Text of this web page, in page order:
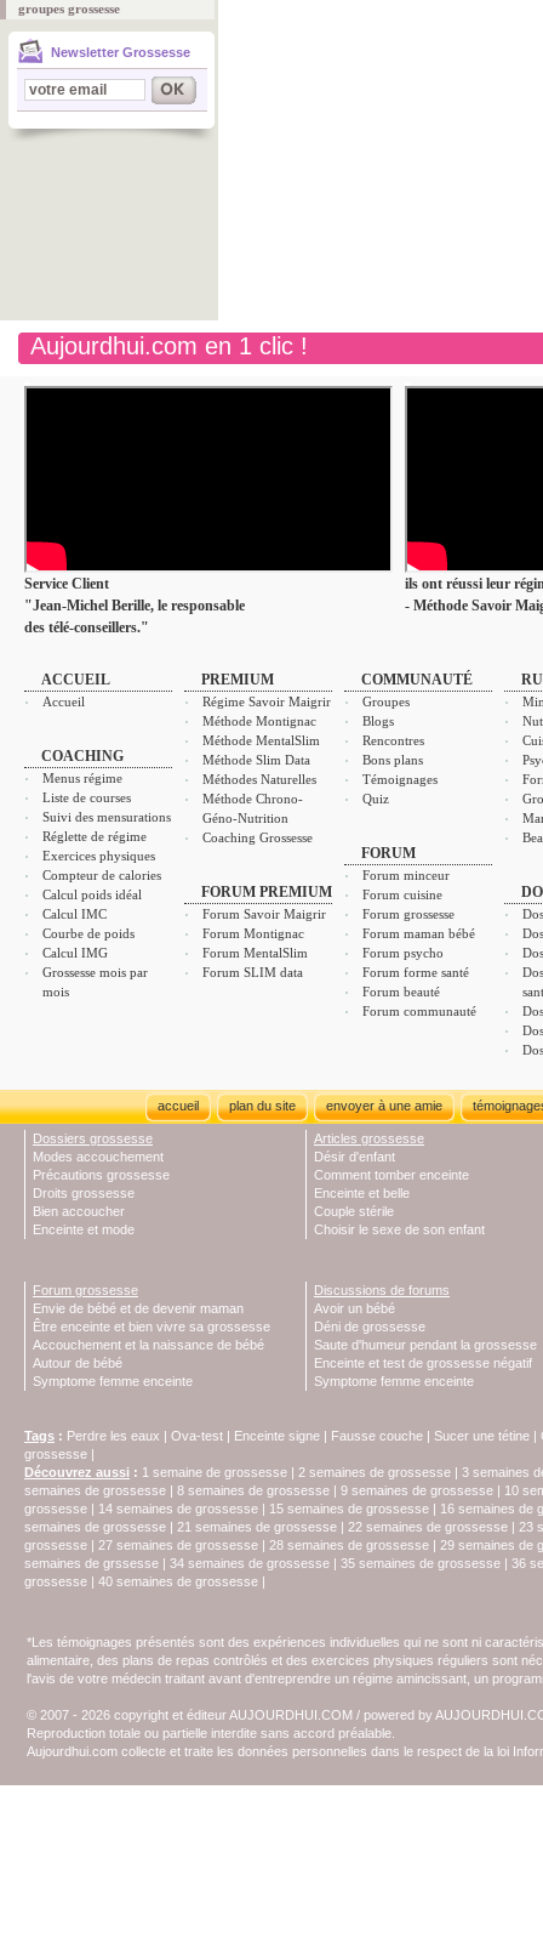
groupes grossesse
Newsletter Grossesse
Aujourdhui.com en 1 clic !
Service Client
"Jean-Michel Berille, le responsable
des télé-conseillers."
ils ont réussi leur
- Méthode Savoir
ACCUEIL
Accueil
COACHING
Menus régime
Liste de courses
Suivi des mensurations
Réglette de régime
Exercices physiques
Compteur de calories
Calcul poids idéal
Calcul IMC
Courbe de poids
Calcul IMG
Grossesse mois par
mois
PREMIUM
Régime Savoir Maigrir
Méthode Montignac
Méthode MentalSlim
Méthode Slim Data
Méthodes Naturelles
Méthode Chrono-
Géno-Nutrition
Coaching Grossesse
FORUM PREMIUM
Forum Savoir Maigrir
Forum Montignac
Forum MentalSlim
Forum SLIM data
COMMUNAUTÉ
Groupes
Blogs
Rencontres
Bons plans
Témoignages
Quiz
FORUM
Forum minceur
Forum cuisine
Forum grossesse
Forum maman bébé
Forum psycho
Forum forme santé
Forum beauté
Forum communauté
accueil plan du site envoyer à une amie
Dossiers grossesse
Modes accouchement
Précautions grossesse
Droits grossesse
Bien accoucher
Enceinte et mode
Articles grossesse
Désir d'enfant
Comment tomber enceinte
Enceinte et belle
Couple stérile
Choisir le sexe de son enfant
Forum grossesse
Envie de bébé et de devenir maman
Être enceinte et bien vivre sa grossesse
Accouchement et la naissance de bébé
Autour de bébé
Symptome femme enceinte
Discussions de forums
Avoir un bébé
Déni de grossesse
Saute d'humeur pendant la grossesse
Enceinte et test de grossesse négatif
Symptome femme enceinte
Tags : Perdre les eaux | Ova-test | Enceinte signe | Fausse couche | Sucer une tétine |
grossesse |
Découvrez aussi : 1 semaine de grossesse | 2 semaines de grossesse | 3 semaines
semaines de grossesse | 8 semaines de grossesse | 9 semaines de grossesse | 10
grossesse | 14 semaines de grossesse | 15 semaines de grossesse | 16 semaines de
semaines de grossesse | 21 semaines de grossesse | 22 semaines de grossesse | 23
grossesse | 27 semaines de grossesse | 28 semaines de grossesse | 29 semaines de
semaines de grssesse | 34 semaines de grossesse | 35 semaines de grossesse | 36
grossesse | 40 semaines de grossesse |
*Les témoignages présentés sont des expériences individuelles qui ne sont ni
alimentaire, des plans de repas contrôlés et des exercices physiques réguliers sont
l'avis de votre médecin traitant avant d'entreprendre un régime amincissant, un
© 2007 - 2026 copyright et éditeur AUJOURDHUI.COM / powered by
Reproduction totale ou partielle interdite sans accord préalable.
Aujourdhui.com collecte et traite les données personnelles dans le respect de la loi